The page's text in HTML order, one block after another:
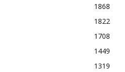
1868
1822
1708
1449
1319